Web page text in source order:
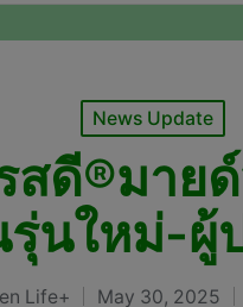
Posted
in
News Update
สดี®มาย
นใหม่-ผู้
Life+ May 30, 2025